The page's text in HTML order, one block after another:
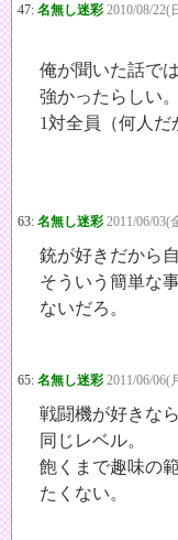
47: 名無し迷彩 2010/08/22(
俺が聞いた話で
強かったらしい。
1対全員（何人だ
63: 名無し迷彩 2011/06/03(
銃が好きだから
そういう簡単な
ないだろ。
65: 名無し迷彩 2011/06/06(
戦闘機が好きな
同じレベル。
飽くまで趣味の
たくない。